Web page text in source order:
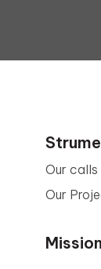
Our
Our